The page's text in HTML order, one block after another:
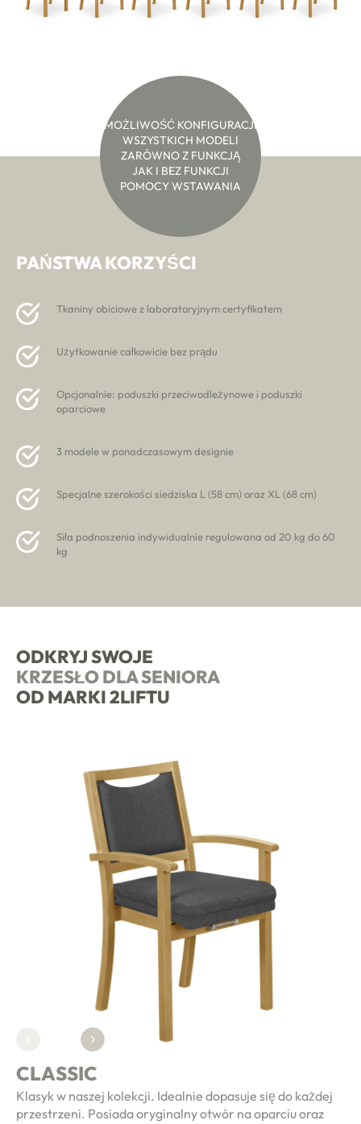
en
PAŃSTWA KORZYŚCI
Tkaniny obiciowe z laboratoryjnym certyfikatem
Użytkowanie całkowicie bez prądu
Opcjonalnie: poduszki przeciwodleżynowe i poduszki
oparciowe
3 modele w ponadczasowym designie
Specjalne szerokości siedziska L (58 cm) oraz XL (68 cm)
Siła podnoszenia indywidualnie regulowana od 20 kg do 60
kg
MOŻLIWOŚĆ KONFIGURACJI
WSZYSTKICH MODELI
ZARÓWNO Z FUNKCJĄ
JAK I BEZ FUNKCJI
POMOCY WSTAWANIA
ODKRYJ SWOJE
KRZESŁO DLA SENIORA
OD MARKI 2LIFTU
CLASSIC
Klasyk w naszej kolekcji. Idealnie dopasuje się do każdej
przestrzeni. Posiada oryginalny otwór na oparciu oraz